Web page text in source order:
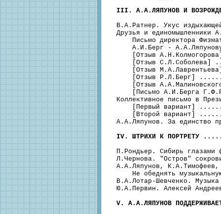
III. А.А.ЛЯПУНОВ И
В.А.Ратнер. Укус
Друзья и единомышленники
Письмо директора
А.И.Берг -
[Отзыв
[Отзыв С.Л.Соболева]
[Отзыв
[Отзыв Р.Л.Берг]
[Отзыв
[Письмо А.И.Берга
Коллективное письмо в
[Первый вариант]
[Второй вариант]
А.А.Ляпунов. За единство
IV. ШТРИХИ К
П.Рондьер. Сибирь глазами
Л.Чернова. "Остров"
A.А.Ляпунов,
Не обеднять
B.А.Лотар-Шевченко.
Ю.А.Первин. Алексей
V. А.А.ЛЯПУНОВ